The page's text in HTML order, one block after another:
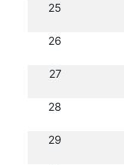
25
26
27
28
29